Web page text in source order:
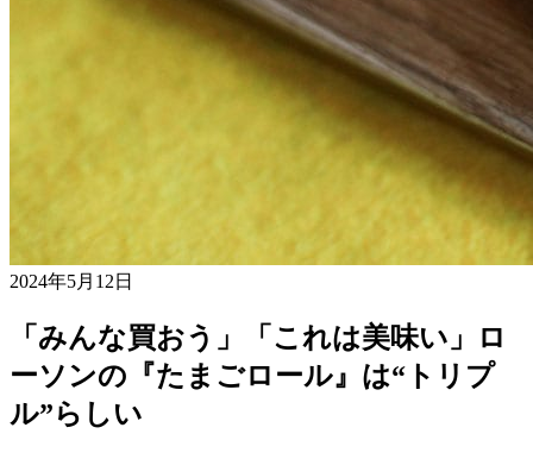
2024年5月12日
「みんな買おう」「これは美味い」ロ
ーソンの『たまごロール』は“トリプ
ル”らしい